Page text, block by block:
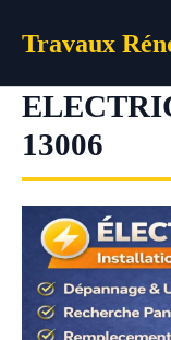
Travaux
13006